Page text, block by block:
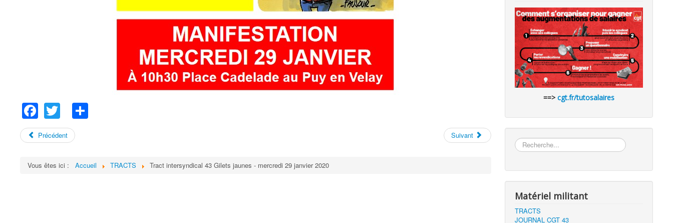
Facebook
Twitter
Précédent Suivant
Vous êtes ici : Accueil TRACTS Tract intersyndical 43 Gilets jaunes - mercredi 29 janvier 2020
==>cgt.fr/tutosalaires
Rechercher
Matériel militant
TRACTS
JOURNAL CGT 43